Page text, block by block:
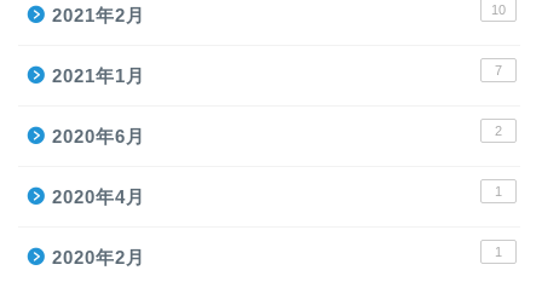
2021年2月 10
2021年1月 7
2020年6月 2
2020年4月 1
2020年2月 1